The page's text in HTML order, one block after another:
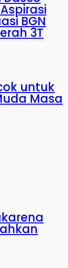
BGN
3T
untuk
Masa